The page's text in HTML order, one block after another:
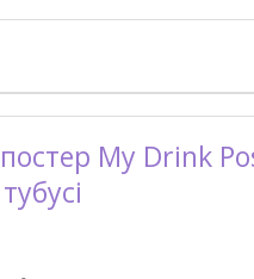
My Drink